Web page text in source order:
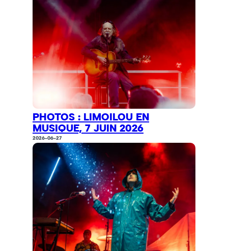
PHOTOS : LIMOILOU EN
MUSIQUE, 7 JUIN 2026
2026-06-27